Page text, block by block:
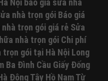
Nội báo giá sửa nhà
nhà trọn gói Báo giá
trọn gói giá rẻ Sửa
nhà trọn gói Chi phí
trọn gói tại Hà Nội Long
Ba Đình Cầu Giấy Đống
Đông Tây Hồ Nam Từ